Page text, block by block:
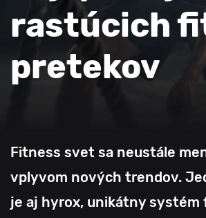
rastúcich
pretekov
Fitness svet sa neustále
vplyvom nových trendov.
je aj hyrox, unikátny systém